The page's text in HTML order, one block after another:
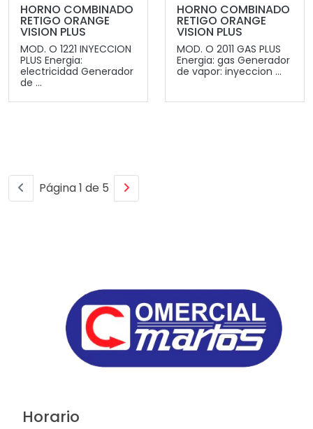
HORNO COMBINADO
RETIGO ORANGE
VISION PLUS
MOD. O 1221 INYECCION
PLUS Energia:
electricidad Generador
de ...
HORNO COMBINADO
RETIGO ORANGE
VISION PLUS
MOD. O 2011 GAS PLUS
Energia: gas Generador
de vapor: inyeccion ...
Página 1 de 5
Horario